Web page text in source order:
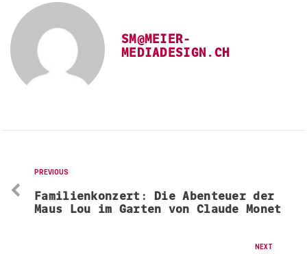
SM@MEIER-
MEDIADESIGN.CH
PREVIOUS
Familienkonzert: Die Abenteuer der
Maus Lou im Garten von Claude Monet
NEXT